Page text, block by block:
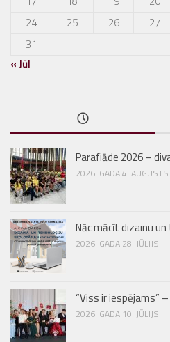
24
25 26 27
31
« Jūl
Parafiāde 2026 –
2026. GADA 4. AUGUSTS
Nāc mācīt dizainu
2026. GADA 28. JŪLIJS
“Viss ir iespējams”
2026. GADA 10. JŪLIJS